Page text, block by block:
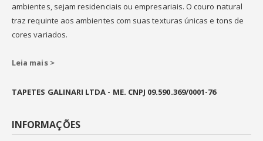
ambientes, sejam residenciais ou empresariais. O couro natural
traz requinte aos ambientes com suas texturas únicas e tons de
cores variados.
Leia mais >
TAPETES GALINARI LTDA - ME. CNPJ 09.590.369/0001-76
INFORMAÇÕES